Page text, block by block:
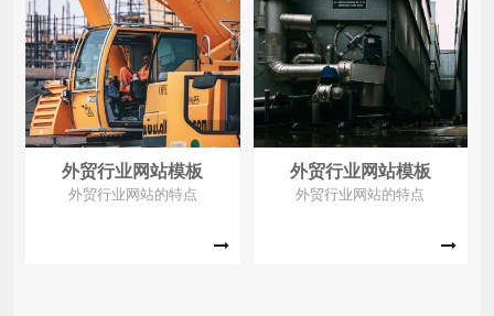
括精美的图片和详细的项目介
绍，让潜在客户直观地了解企
业的施工能力和质量水平。同
时，网站还能介绍企业的核心
团队、技术优势和服务理念，
提升企业的可信
括精美的图片和详细的项目介
绍，让潜在客户直观地了解企
业的施工能力和质量水平。同
时，网站还能介绍企业的核心
团队、技术优势和服务理念，
提升企业的可信
外贸行业网站模板
外贸行业网站的特点
外贸行业网站模板
外贸行业网站的特点